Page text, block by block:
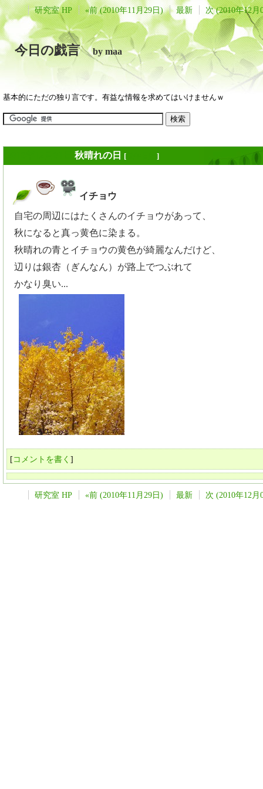
研究室 HP «前 (2010年11月29日) 最新 次 (2010年12月
今日の戯言by maa
基本的にただの独り言です。有益な情報を求めてはいけませんｗ
秋晴れの日 [ ]
イチョウ
自宅の周辺にはたくさんのイチョウがあって、
秋になると真っ黄色に染まる。
秋晴れの青とイチョウの黄色が綺麗なんだけど、
辺りは銀杏（ぎんなん）が路上でつぶれて
かなり臭い...
[コメントを書く ]
研究室 HP «前 (2010年11月29日) 最新 次 (2010年12月